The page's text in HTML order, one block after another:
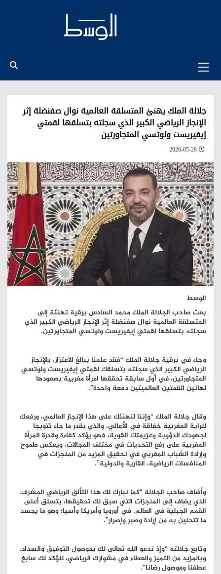
Menu
جلالة الملك يهنئ المتسلقة العالمية نوال صفنضلة إثر
الإنجاز الرياضي الكبير الذي سجلته بتسلقها لقمتي
إيفيريست ولوتسي المتجاورتين
2026-05-28
الوسط
بعث صاحب الجلالة الملك محمد السادس برقية تهنئة إلى
المتسلقة العالمية نوال صفنضلة إثر الإنجاز الرياضي الكبير الذي
سجلته بتسلقها لقمتي إيفيريست ولوتسي المتجاورتين.
وجاء في برقية جلالة الملك “فقد علمنا ببالغ الاعتزاز، بالإنجاز
الرياضي الكبير الذي سجلته بتسلقك لقمتي إيفيريست ولوتسي
المتجاورتين، في أول سابقة تحققها امرأة مغربية بصعودها
لهاتين القمتين العالميتين دفعة واحدة”.
وقال جلالة الملك “وإننا لنهنئك على هذا الإنجاز العالمي، ورفعك
للراية المغربية خفاقة في الأعالي، والذي بقدر ما جاء تتويجا
لجهودك الدؤوبة وعزيمتك القوية، فهو يؤكد كفاءة وقدرة المرأة
المغربية على رفع التحديات في مختلف المجالات، ويعكس طموح
وإرادة الشباب المغربي في تحقيق المزيد من المنجزات في
المنافسات الرياضية، القارية والدولية”.
وأضاف صاحب الجلالة “كما نبارك لك هذا التألق الرياضي المشرف،
الذي يضاف إلى المنجزات التي سبق لك تحقيقها، بتسلق أعلى
القمم الجبلية في العالم، في أوروبا وأمريكا وأسيا؛ وهو ما يجسد
ما تتحلين به من إرادة وصبر وإصرار”.
وتابع جلالته “وإذ ندعو الله تعالى لك بموصول التوفيق والسداد،
وبالمزيد من التميز والعطاء في مشوارك الرياضي، لنؤكد لك سابغ
عطفنا وموصول رضانا”.